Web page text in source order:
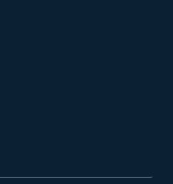
fenêtre
une nouvelle fenêtre